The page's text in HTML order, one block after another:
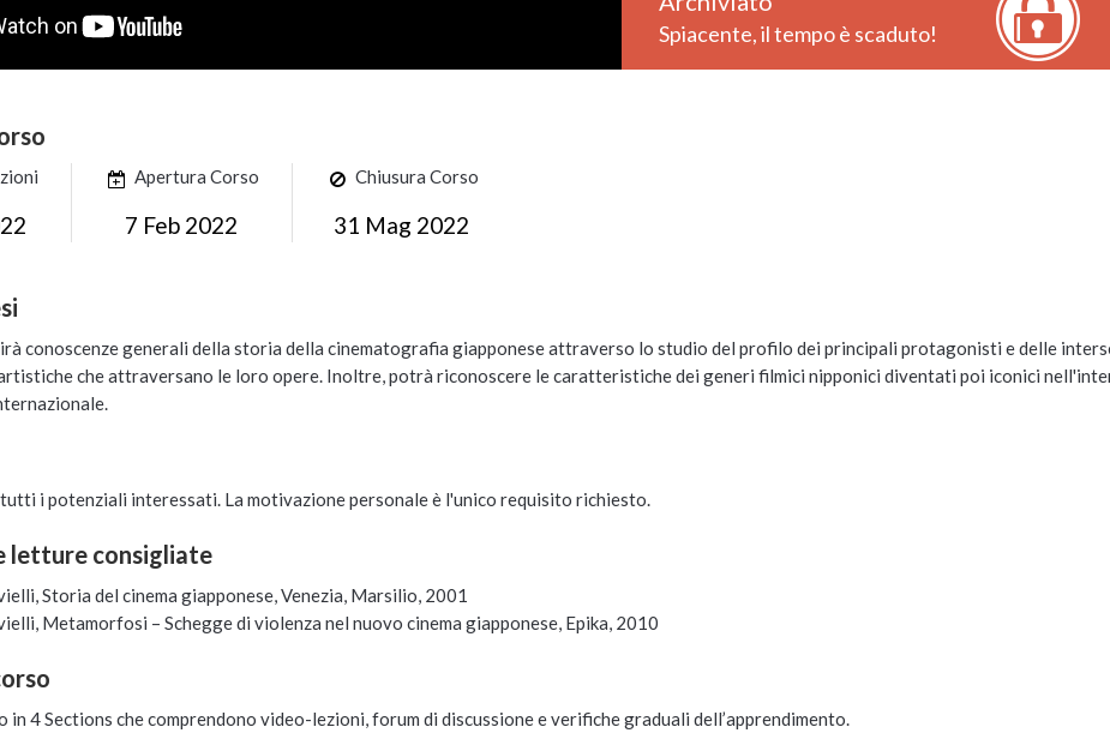
Spiacente, il tempo è scaduto!
Apertura Corso
7 Feb 2022
Chiusura Corso
31 Mag 2022
conoscenze generali della storia della cinematografia giapponese attraverso lo studio del profilo dei principali protagonisti e delle
che attraversano le loro opere. Inoltre, potrà riconoscere le caratteristiche dei generi filmici nipponici diventati poi iconici
i potenziali interessati. La motivazione personale è l'unico requisito richiesto.
letture consigliate
Storia del cinema giapponese, Venezia, Marsilio, 2001
Metamorfosi – Schegge di violenza nel nuovo cinema giapponese, Epika, 2010
4 Sections che comprendono video-lezioni, forum di discussione e verifiche graduali dell’apprendimento.